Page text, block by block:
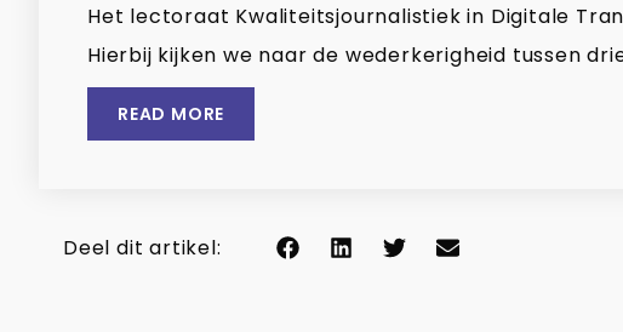
Het lectoraat Kwaliteitsjournalistiek in Digitale
Hierbij kijken we naar de wederkerigheid tussen
READ MORE
Deel dit artikel: